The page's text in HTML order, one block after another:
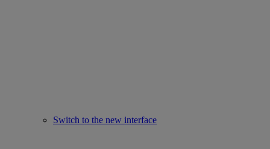
Switch to the new interface